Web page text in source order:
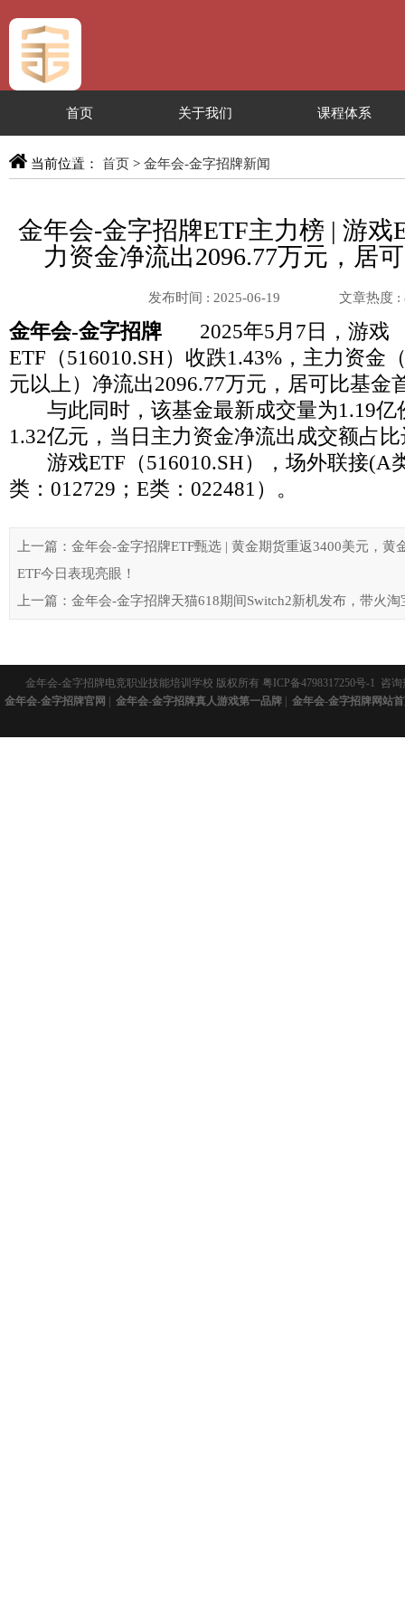
首页 关于我们 课程体系
服务专区
当前位置： 首页 > 金年会-金字招牌新闻
金年会-金字招牌ETF主力榜 | 游戏
力资金净流出2096.77万元，居
发布时间 : 2025-06-19 文章热度 :
金年会-金字招牌 2025年5月7日，游戏
ETF（516010.SH）收跌1.43%，主力资金
元以上）净流出2096.77万元，居可比基金
与此同时，该基金最新成交量为1.19亿
1.32亿元，当日主力资金净流出成交额占比
游戏ETF（516010.SH），场外联接(A
类：012729；E类：022481）。
上一篇：金年会-金字招牌ETF甄选 | 黄金期货重返3400美元，黄
ETF今日表现亮眼！
上一篇：金年会-金字招牌天猫618期间Switch2新机发布，带火
金年会-金字招牌电竞职业技能培训学校 版权所有 粤ICP备4798317250号-1 咨
金年会-金字招牌官网
金年会-金字招牌真人游戏第一品牌| 金年会-金字招牌网站